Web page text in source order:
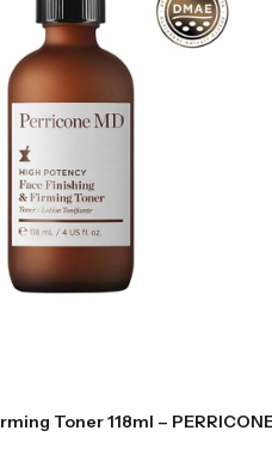
Toner 118ml –